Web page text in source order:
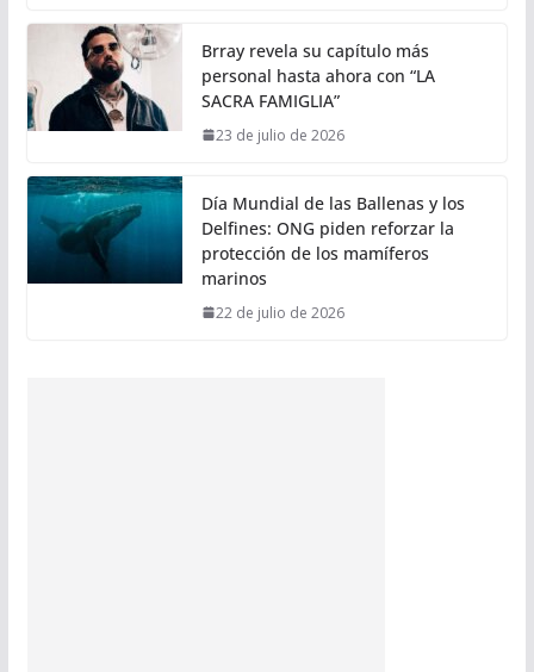
Brray revela su capítulo más
personal hasta ahora con “LA
SACRA FAMIGLIA”
23 de julio de 2026
Día Mundial de las Ballenas y los
Delfines: ONG piden reforzar la
protección de los mamíferos
marinos
22 de julio de 2026